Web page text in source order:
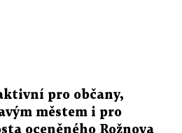
pro občany,
městem i pro
oceněného Rožnova